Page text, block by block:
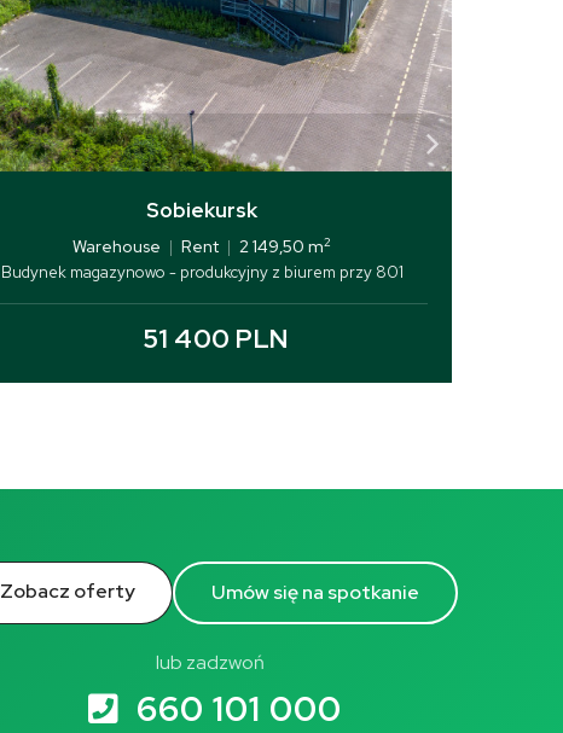
Sobiekursk
Warehouse | Rent | 2 149,50 m2
Budynek magazynowo - produkcyjny z biurem przy 801
51 400 PLN
Zobacz oferty Umów się na spotkanie
lub zadzwoń
660 101 000